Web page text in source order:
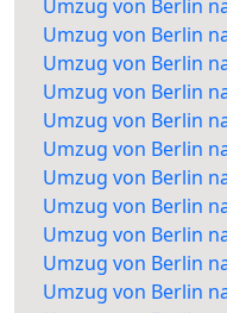
Umzug von Berlin
Umzug von Berlin
Umzug von Berlin
Umzug von Berlin
Umzug von Berlin
Umzug von Berlin
Umzug von Berlin
Umzug von Berlin
Umzug von Berlin
Umzug von Berlin
Umzug von Berlin